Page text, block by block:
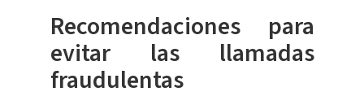
Recomendaciones para
evitar las llamadas
fraudulentas